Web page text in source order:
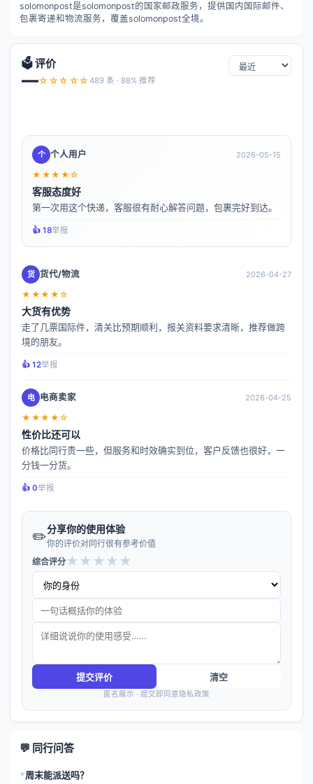
solomonpost是solomonpost的国家邮政服务，提供国内国际邮件、
包裹寄递和物流服务，覆盖solomonpost全境。
🗳️ 评价
—☆☆☆☆☆ 489 条 · 88% 推荐
个 个人用户 2026-05-15
★★★★☆
客服态度好
第一次用这个快递，客服很有耐心解答问题，包裹完好到达。
👍️ 18举报
货 货代/物流 2026-04-27
★★★★☆
大货有优势
走了几票国际件，清关比预期顺利，报关资料要求清晰，推荐做跨
境的朋友。
👍️ 12举报
电 电商卖家 2026-04-25
★★★★☆
性价比还可以
价格比同行贵一些，但服务和时效确实到位，客户反馈也很好，一
分钱一分货。
👍️ 0举报
✏️分享你的使用体验
你的评价对同行很有参考价值
综合评分★ ★ ★ ★ ★
提交评价 清空
匿名展示 · 提交即同意隐私政策
💬 同行问答
▶ 周末能派送吗？